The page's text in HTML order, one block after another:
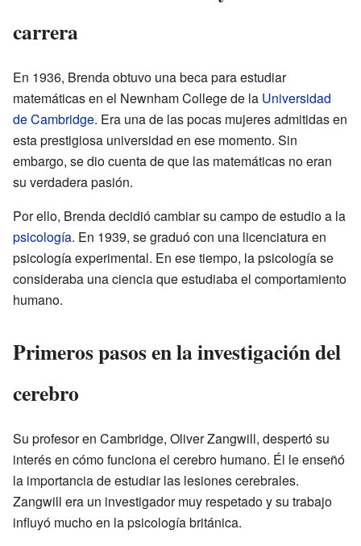
carrera
En 1936, Brenda obtuvo una beca para estudiar
matemáticas en el Newnham College de la Universidad
de Cambridge. Era una de las pocas mujeres admitidas en
esta prestigiosa universidad en ese momento. Sin
embargo, se dio cuenta de que las matemáticas no eran
su verdadera pasión.
Por ello, Brenda decidió cambiar su campo de estudio a la
psicología. En 1939, se graduó con una licenciatura en
psicología experimental. En ese tiempo, la psicología se
consideraba una ciencia que estudiaba el comportamiento
humano.
Primeros pasos en la investigación del
cerebro
Su profesor en Cambridge, Oliver Zangwill, despertó su
interés en cómo funciona el cerebro humano. Él le enseñó
la importancia de estudiar las lesiones cerebrales.
Zangwill era un investigador muy respetado y su trabajo
influyó mucho en la psicología británica.